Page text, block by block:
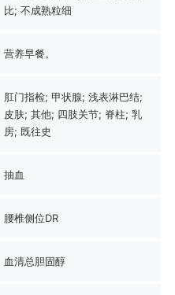
比; 不成熟粒细
营养早餐。
肛门指检; 甲状腺; 浅表淋巴结;
皮肤; 其他; 四肢关节; 脊柱; 乳
房; 既往史
抽血
腰椎侧位DR
血清总胆固醇